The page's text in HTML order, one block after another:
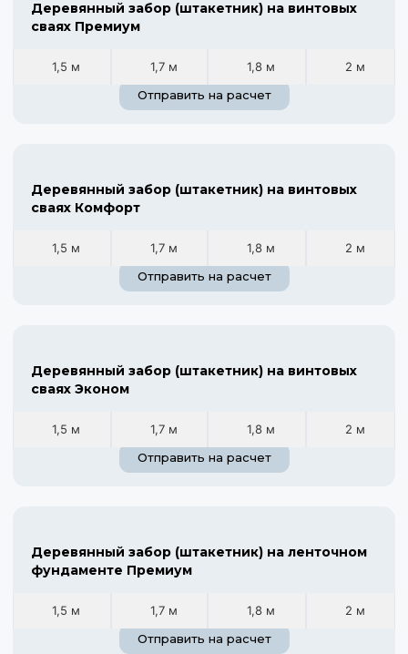
Деревянный забор (штакетник) на винтовых
сваях Премиум
1,5 м 1,7 м 1,8 м
2 м
Отправить на расчет
Деревянный забор (штакетник) на винтовых
сваях Комфорт
1,5 м 1,7 м 1,8 м
2 м
Отправить на расчет
Деревянный забор (штакетник) на винтовых
сваях Эконом
1,5 м 1,7 м 1,8 м
2 м
Отправить на расчет
Деревянный забор (штакетник) на ленточном
фундаменте Премиум
1,5 м 1,7 м 1,8 м
2 м
Отправить на расчет